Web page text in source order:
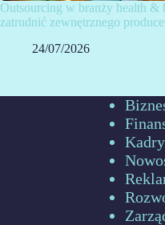
Outsourcing w branży health &
zatrudnić zewnętrznego
24/07/2026
Kadry